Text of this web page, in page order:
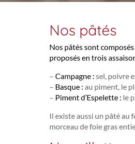
Nos pâtés
Nos pâtés sont
proposés en trois
– Campagne : sel, poivre
– Basque : au piment, le
– Piment d’Espelette : le
Il existe aussi un pâté au
morceau de foie gras